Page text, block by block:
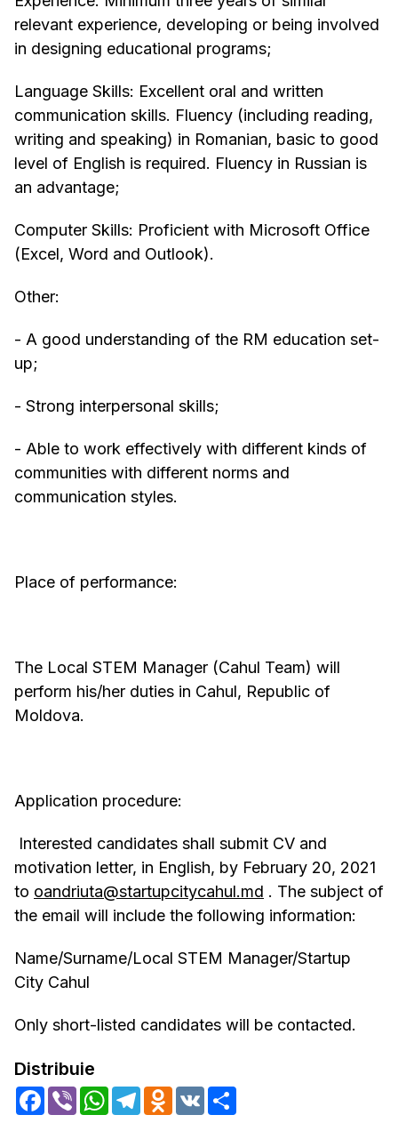
relevant experience, developing or being involved
in designing educational programs;
Language Skills: Excellent oral and written
communication skills. Fluency (including reading,
writing and speaking) in Romanian, basic to good
level of English is required. Fluency in Russian is
an advantage;
Computer Skills: Proficient with Microsoft Office
(Excel, Word and Outlook).
Other:
- A good understanding of the RM education set-
up;
- Strong interpersonal skills;
- Able to work effectively with different kinds of
communities with different norms and
communication styles.
Place of performance:
The Local STEM Manager (Cahul Team) will
perform his/her duties in Cahul, Republic of
Moldova.
Application procedure:
Interested candidates shall submit CV and
motivation letter, in English, by February 20, 2021
to oandriuta@startupcitycahul.md . The subject of
the email will include the following information:
Name/Surname/Local STEM Manager/Startup
City Cahul
Only short-listed candidates will be contacted.
Distribuie
Facebook
Viber WhatsApp
TelegramOdnoklassniki
VK